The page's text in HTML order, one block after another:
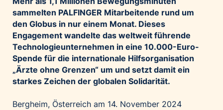
REXEL Austria
Starbucks
Superbrands Austria
Tante Fanny
Vollpension
win2day
sammelten PALFINGER Mitarbeitende rund um
den Globus in nur einem Monat. Dieses
Engagement wandelte das weltweit führende
Technologieunternehmen in eine 10.000-Euro-
Spende für die internationale Hilfsorganisation
„Ärzte ohne Grenzen“ um und setzt damit ein
starkes Zeichen der globalen Solidarität.
Bergheim, Österreich am 14. November 2024